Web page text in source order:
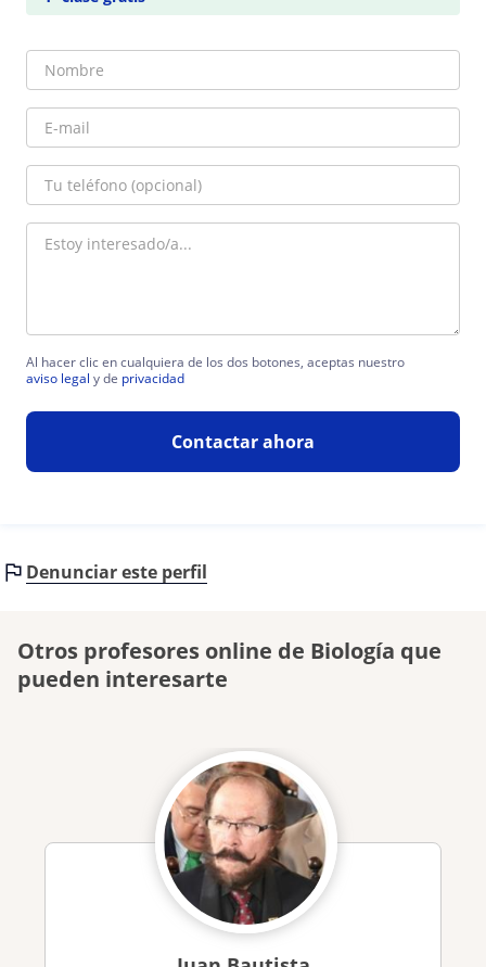
Al hacer clic en cualquiera de los dos botones, aceptas nuestro
aviso legal y de privacidad
Contactar ahora
Denunciar este perfil
Otros profesores online de Biología que
pueden interesarte